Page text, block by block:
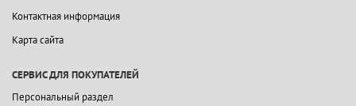
Контактная информация
Карта сайта
СЕРВИС ДЛЯ ПОКУПАТЕЛЕЙ
Персональный раздел